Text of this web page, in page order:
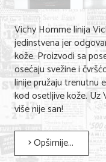
Zdravlje i medicina
Sport i rekreacija
Hobi i razonoda
ADRESAR
Posao
Usluge
Vichy Homme linija
jedinstvena jer
kože. Proizvodi sa
osećaju svežine i
linije pružaju trenutnu
kod osetljive kože. Uz
više nije san!
Opširnije...